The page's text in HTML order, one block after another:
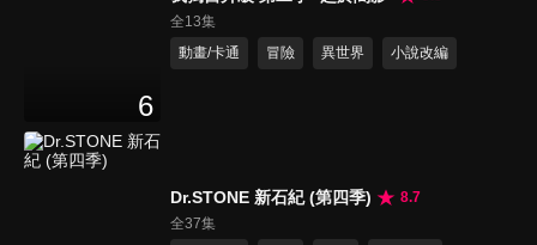
6
全13集
動畫/卡通
冒險 異世界 小說改編
Dr.STONE 新石紀 (第四季)
8.7
全37集